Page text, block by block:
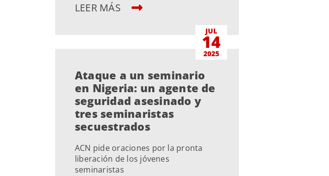
LEER MÁS
JUL
14
2025
Ataque a un seminario
en Nigeria: un agente de
seguridad asesinado y
tres seminaristas
secuestrados
ACN pide oraciones por la pronta
liberación de los jóvenes
seminaristas